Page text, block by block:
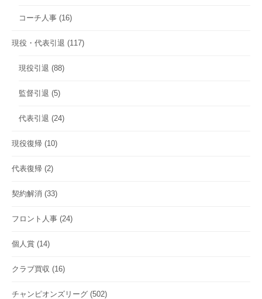
コーチ人事 (16)
現役・代表引退 (117)
現役引退 (88)
監督引退 (5)
代表引退 (24)
現役復帰 (10)
代表復帰 (2)
契約解消 (33)
フロント人事 (24)
個人賞 (14)
クラブ買収 (16)
チャンピオンズリーグ (502)